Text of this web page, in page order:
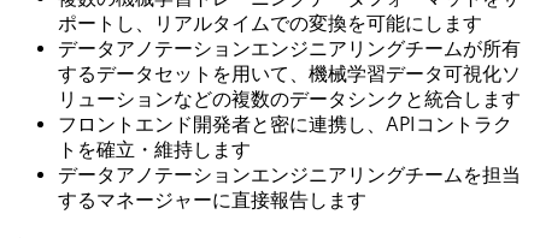
ポートし、リアルタイムでの変換を可能にします
データアノテーションエンジニアリングチームが所有
するデータセットを用いて、機械学習データ可視化ソ
リューションなどの複数のデータシンクと統合します
フロントエンド開発者と密に連携し、APIコントラク
トを確立・維持します
データアノテーションエンジニアリングチームを担当
するマネージャーに直接報告します